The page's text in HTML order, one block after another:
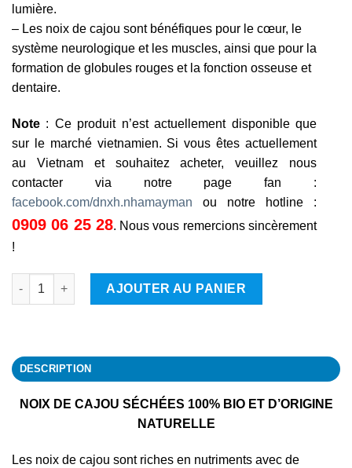
lumière.
– Les noix de cajou sont bénéfiques pour le cœur, le
système neurologique et les muscles, ainsi que pour la
formation de globules rouges et la fonction osseuse et
dentaire.
Note : Ce produit n’est actuellement disponible que
sur le marché vietnamien. Si vous êtes actuellement
au Vietnam et souhaitez acheter, veuillez nous
contacter via notre page fan :
facebook.com/dnxh.nhamayman ou notre hotline :
0909 06 25 28. Nous vous remercions sincèrement
!
quantité de Noix de cajou séchées de Maison Chance Dak
AJOUTER AU PANIER
DESCRIPTION
NOIX DE CAJOU SÉCHÉES 100% BIO ET D’ORIGINE
NATURELLE
Les noix de cajou sont riches en nutriments avec de